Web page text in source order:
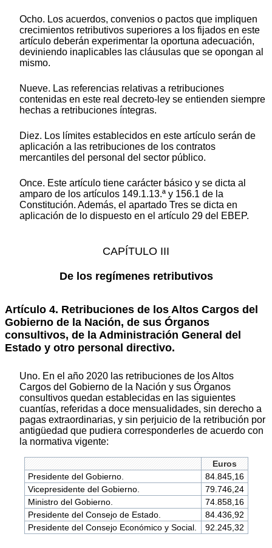
Ocho. Los acuerdos, convenios o pactos que impliquen
crecimientos retributivos superiores a los fijados en este
artículo deberán experimentar la oportuna adecuación,
deviniendo inaplicables las cláusulas que se opongan al
mismo.
Nueve. Las referencias relativas a retribuciones
contenidas en este real decreto-ley se entienden siempre
hechas a retribuciones íntegras.
Diez. Los límites establecidos en este artículo serán de
aplicación a las retribuciones de los contratos
mercantiles del personal del sector público.
Once. Este artículo tiene carácter básico y se dicta al
amparo de los artículos 149.1.13.ª y 156.1 de la
Constitución. Además, el apartado Tres se dicta en
aplicación de lo dispuesto en el artículo 29 del EBEP.
CAPÍTULO III
De los regímenes retributivos
Artículo 4. Retribuciones de los Altos Cargos del
Gobierno de la Nación, de sus Órganos
consultivos, de la Administración General del
Estado y otro personal directivo.
Uno. En el año 2020 las retribuciones de los Altos
Cargos del Gobierno de la Nación y sus Órganos
consultivos quedan establecidas en las siguientes
cuantías, referidas a doce mensualidades, sin derecho a
pagas extraordinarias, y sin perjuicio de la retribución por
antigüedad que pudiera corresponderles de acuerdo con
la normativa vigente:
Euros
Presidente del Gobierno.
84.845,16
Vicepresidente del Gobierno.
79.746,24
Ministro del Gobierno.
74.858,16
Presidente del Consejo de Estado.
84.436,92
Presidente del Consejo Económico y Social.
92.245,32